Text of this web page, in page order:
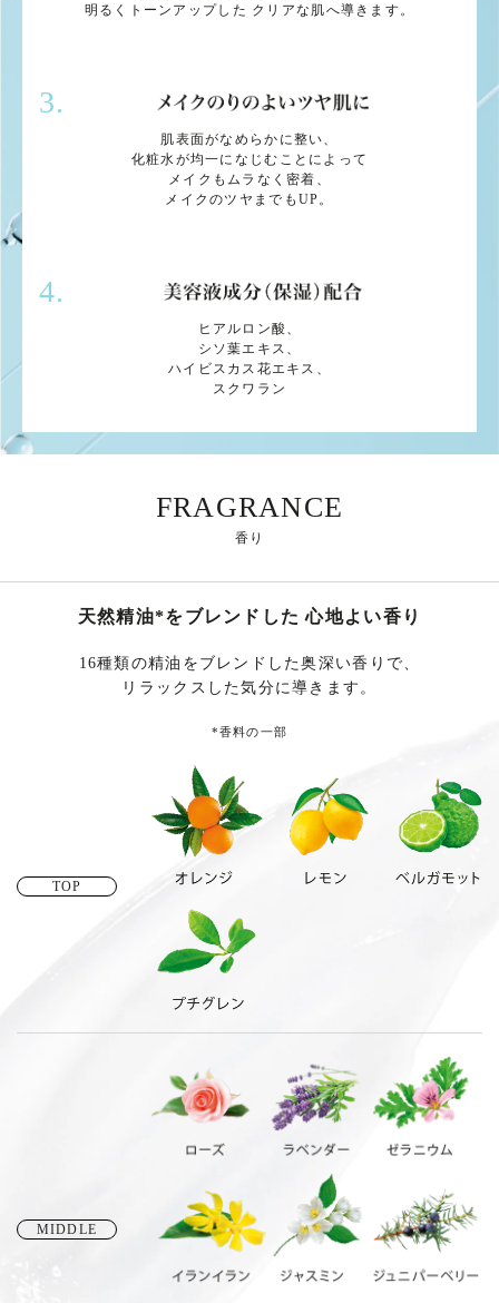
明るくトーンアップした クリアな肌へ導きます。
3.
肌表面がなめらかに整い、
化粧水が均一になじむことによって
メイクもムラなく密着、
メイクのツヤまでもUP。
4.
ヒアルロン酸、
シソ葉エキス、
ハイビスカス花エキス、
スクワラン
FRAGRANCE
香り
天然精油*をブレンドした 心地よい香り
16種類の精油をブレンドした奥深い香りで、
リラックスした気分に導きます。
*香料の一部
TOP
MIDDLE